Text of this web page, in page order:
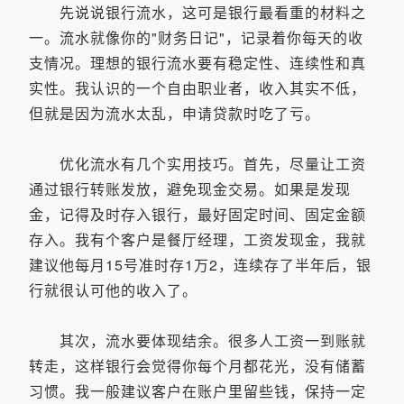
先说说银行流水，这可是银行最看重的材料之
一。流水就像你的"财务日记"，记录着你每天的收
支情况。理想的银行流水要有稳定性、连续性和真
实性。我认识的一个自由职业者，收入其实不低，
但就是因为流水太乱，申请贷款时吃了亏。
优化流水有几个实用技巧。首先，尽量让工资
通过银行转账发放，避免现金交易。如果是发现
金，记得及时存入银行，最好固定时间、固定金额
存入。我有个客户是餐厅经理，工资发现金，我就
建议他每月15号准时存1万2，连续存了半年后，银
行就很认可他的收入了。
其次，流水要体现结余。很多人工资一到账就
转走，这样银行会觉得你每个月都花光，没有储蓄
习惯。我一般建议客户在账户里留些钱，保持一定